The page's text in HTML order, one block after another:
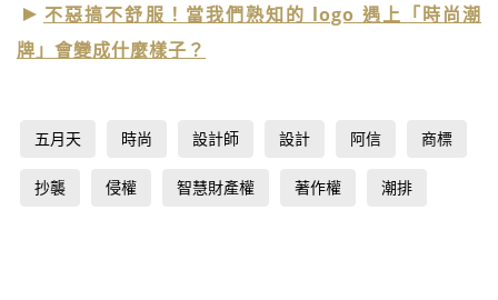
不惡搞不舒服！當我們熟知的 logo 遇上「時尚潮
牌」會變成什麼樣子？
五月天 時尚 設計師 設計 阿信 商標
抄襲 侵權 智慧財產權 著作權 潮排